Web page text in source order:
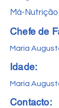
Má-Nutrição
Chefe de
Maria
Idade:
Maria
Contacto: